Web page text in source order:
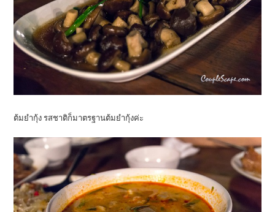
ต้มยำกุ้ง รสชาติก็มาตรฐานต้มยำกุ้งค่ะ